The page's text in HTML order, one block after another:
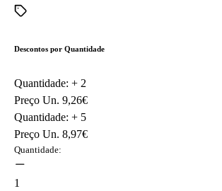
Descontos por Quantidade
Quantidade: + 2
Preço Un. 9,26€
Quantidade: + 5
Preço Un. 8,97€
Quantidade:
1